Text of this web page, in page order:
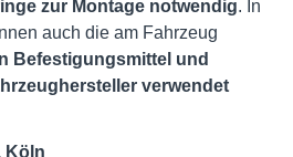
zur Montage notwendig. In
auch die am Fahrzeug
Befestigungsmittel und
verwendet
Köln